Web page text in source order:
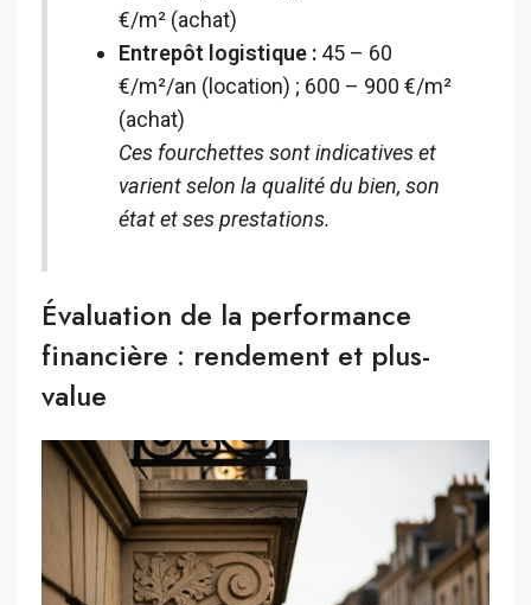
€/m² (achat)
Entrepôt logistique : 45 – 60
€/m²/an (location) ; 600 – 900 €/m²
(achat)
Ces fourchettes sont indicatives et
varient selon la qualité du bien, son
état et ses prestations.
Évaluation de la performance
financière : rendement et plus-
value